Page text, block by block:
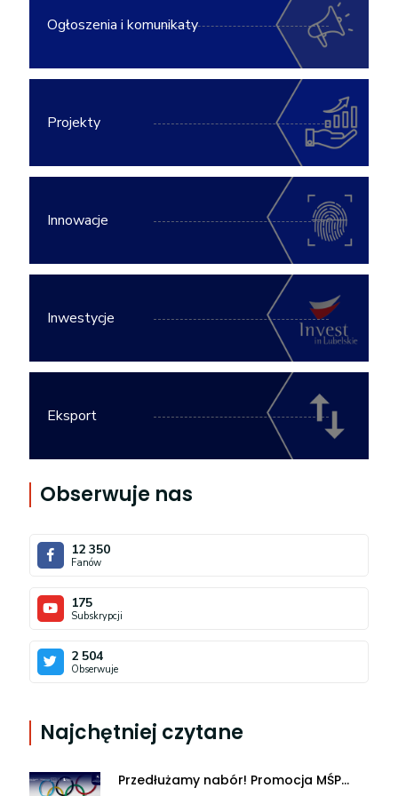
Ogłoszenia i komunikaty
Projekty
Innowacje
Inwestycje
Eksport
Obserwuje nas
12 350
Fanów
175
Subskrypcji
2 504
Obserwuje
Najchętniej czytane
Przedłużamy nabór! Promocja MŚP